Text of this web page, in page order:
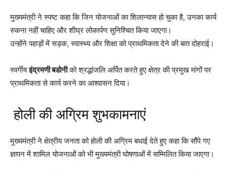
मुख्यमंत्री ने स्पष्ट कहा कि जिन योजनाओं का शिलान्यास हो चुका है, उनका कार्य
रुकना नहीं चाहिए और शीघ्र लोकार्पण सुनिश्चित किया जाएगा।
उन्होंने पहाड़ों में सड़क, स्वास्थ्य और शिक्षा को प्राथमिकता देने की बात दोहराई।
स्वर्गीयइंद्रमणी बडोनीको श्रद्धांजलि अर्पित करते हुए क्षेत्र की प्रमुख मांगों पर
प्राथमिकता से कार्य करने का आश्वासन दिया।
होली की अग्रिम शुभकामनाएं
मुख्यमंत्री ने क्षेत्रीय जनता को होली की अग्रिम बधाई देते हुए कहा कि सौंपे गए
ज्ञापन में शामिल योजनाओं को भी मुख्यमंत्री घोषणाओं में सम्मिलित किया जाएगा।